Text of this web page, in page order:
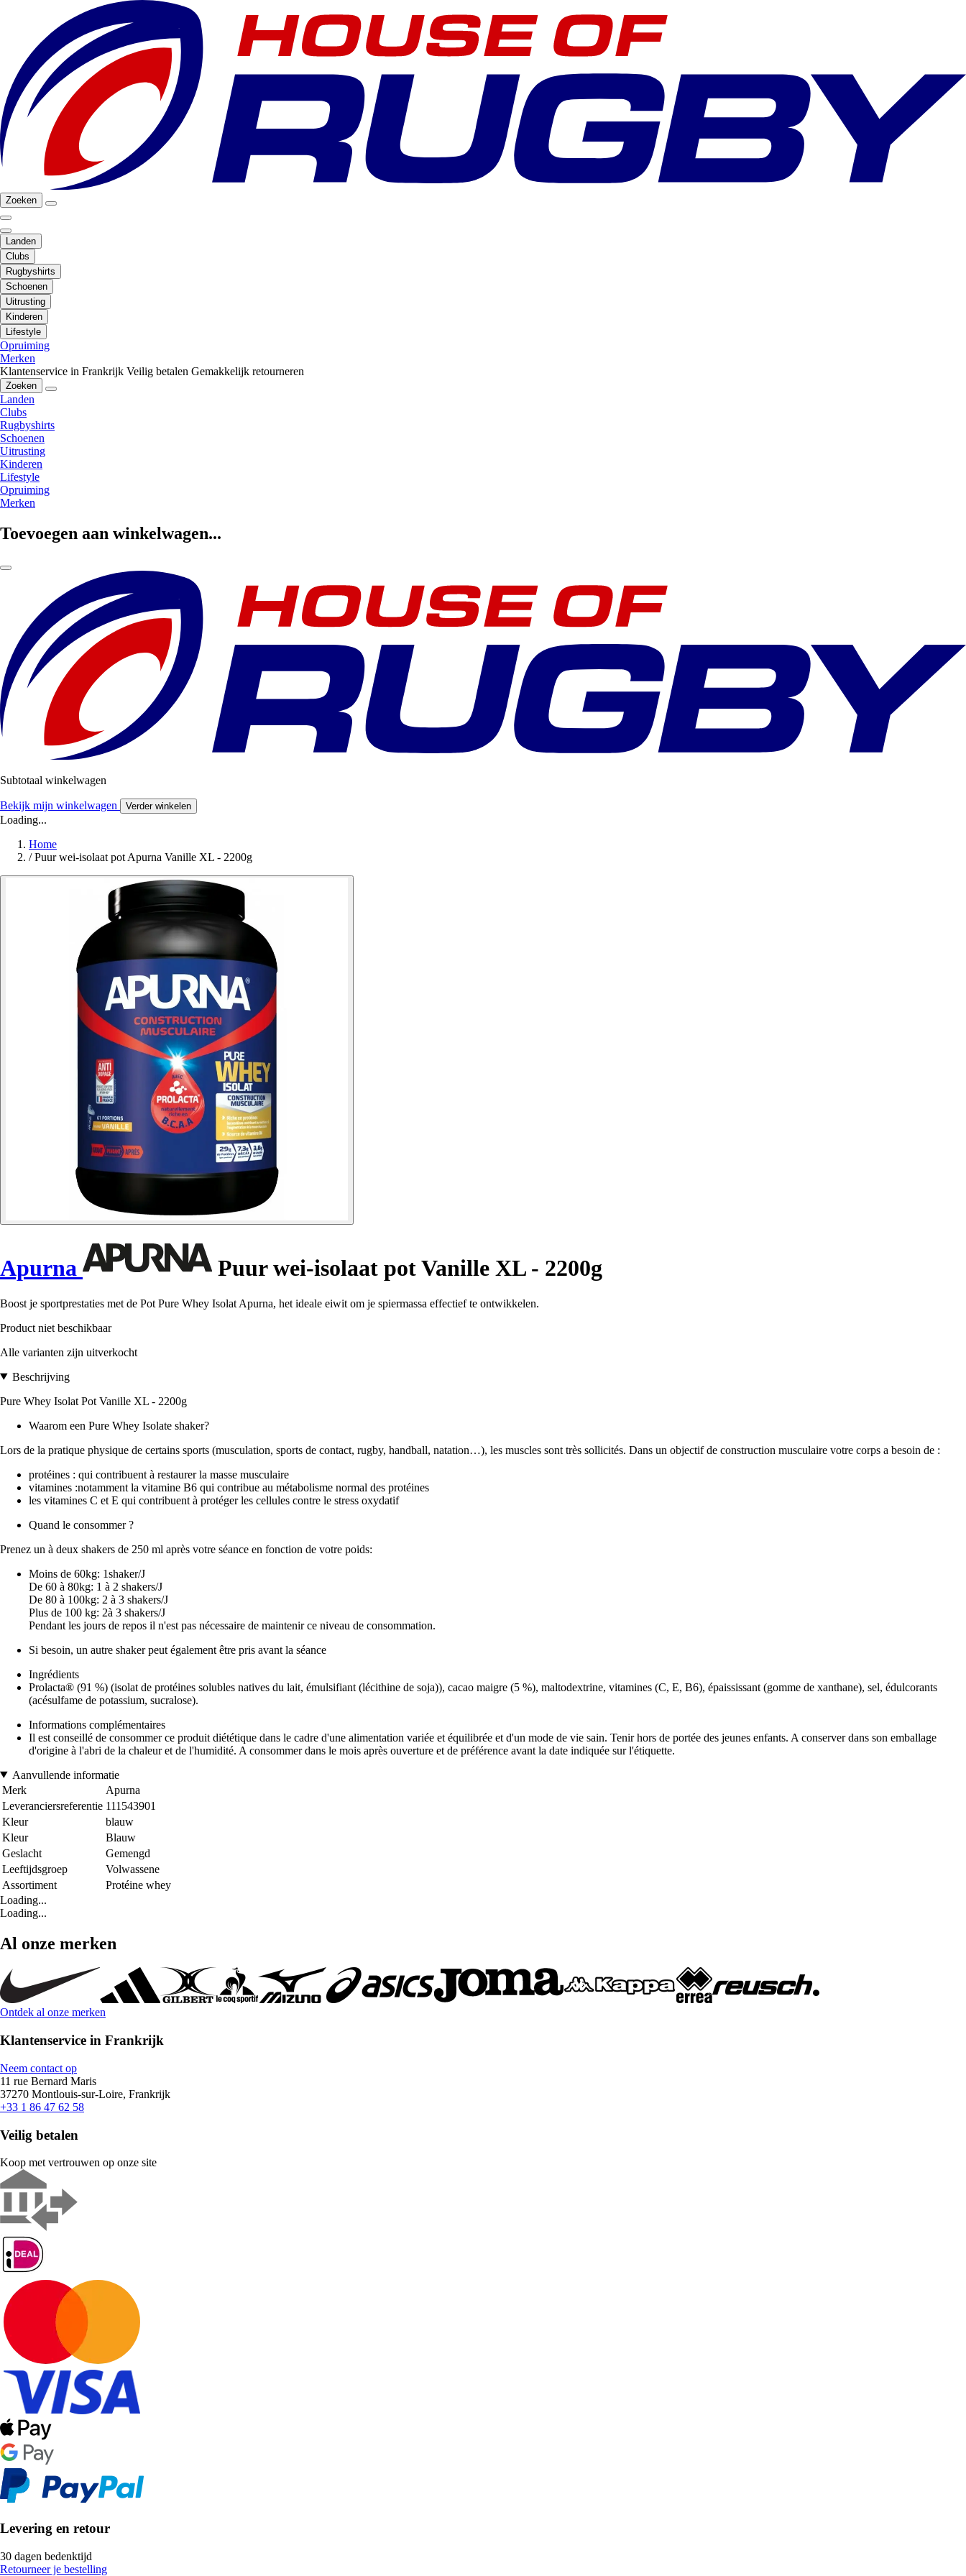
Zoeken
Landen
Clubs
Rugbyshirts
Schoenen
Uitrusting
Kinderen
Lifestyle
Opruiming
Merken
Klantenservice in Frankrijk Veilig betalen Gemakkelijk retourneren
Zoeken
Landen
Clubs
Rugbyshirts
Schoenen
Uitrusting
Kinderen
Lifestyle
Opruiming
Merken
Toevoegen aan winkelwagen...
Subtotaal winkelwagen
Bekijk mijn winkelwagen Verder winkelen
Loading...
Home
/ Puur wei-isolaat pot Apurna Vanille XL - 2200g
Apurna Puur wei-isolaat pot Vanille XL - 2200g
Boost je sportprestaties met de Pot Pure Whey Isolat Apurna, het ideale eiwit om je spiermassa effectief te ontwikkelen.
Product niet beschikbaar
Alle varianten zijn uitverkocht
Beschrijving
Pure Whey Isolat Pot Vanille XL - 2200g
Waarom een Pure Whey Isolate shaker?
Lors de la pratique physique de certains sports (musculation, sports de contact, rugby, handball, natation…), les muscles sont très sollicités. Dans un objectif de construction musculaire votre corps a besoin de :
protéines : qui contribuent à restaurer la masse musculaire
vitamines :notamment la vitamine B6 qui contribue au métabolisme normal des protéines
les vitamines C et E qui contribuent à protéger les cellules contre le stress oxydatif
Quand le consommer ?
Prenez un à deux shakers de 250 ml après votre séance en fonction de votre poids:
Moins de 60kg: 1shaker/J
De 60 à 80kg: 1 à 2 shakers/J
De 80 à 100kg: 2 à 3 shakers/J
Plus de 100 kg: 2à 3 shakers/J
Pendant les jours de repos il n'est pas nécessaire de maintenir ce niveau de consommation.
Si besoin, un autre shaker peut également être pris avant la séance
Ingrédients
Prolacta® (91 %) (isolat de protéines solubles natives du lait, émulsifiant (lécithine de soja)), cacao maigre (5 %), maltodextrine, vitamines (C, E, B6), épaississant (gomme de xanthane), sel, édulcorants
(acésulfame de potassium, sucralose).
Informations complémentaires
Il est conseillé de consommer ce produit diététique dans le cadre d'une alimentation variée et équilibrée et d'un mode de vie sain. Tenir hors de portée des jeunes enfants. A conserver dans son emballage
d'origine à l'abri de la chaleur et de l'humidité. A consommer dans le mois après ouverture et de préférence avant la date indiquée sur l'étiquette.
Aanvullende informatie
Merk
Apurna
Leveranciersreferentie 111543901
Kleur
blauw
Kleur
Blauw
Geslacht
Gemengd
Leeftijdsgroep
Volwassene
Assortiment
Protéine whey
Loading...
Loading...
Al onze merken
Ontdek al onze merken
Klantenservice in Frankrijk
Neem contact op
11 rue Bernard Maris
37270 Montlouis-sur-Loire, Frankrijk
+33 1 86 47 62 58
Veilig betalen
Koop met vertrouwen op onze site
Levering en retour
30 dagen bedenktijd
Retourneer je bestelling